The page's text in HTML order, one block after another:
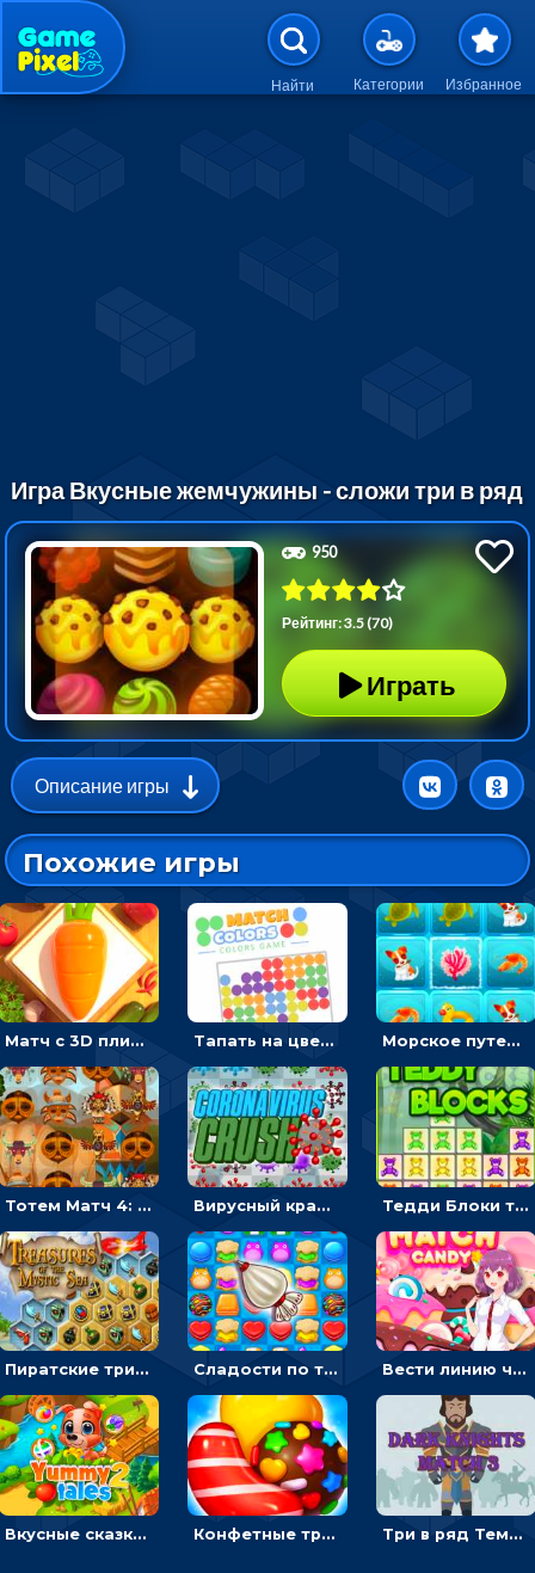
Перейти к основному
Найти Категории Избранное
Игра Вкусные жемчужины - сложи три в ряд
950
Рейтинг: 3.5 (70)
Играть
Описание игры
Похожие игры
Матч с 3D плитками: раскладывать одинаковые предметы в окошки по три в ряд Тапать на цветные точки, чтобы взрывать одинаковые - три в ряд Морское путешествие: двигай блоки, чтобы соединять одинаковые по три в ря
Тотем Матч 4: двигать символы по три в ряд Вирусный краш: перемещать три в ряд одинаковые вирусы Тедди Блоки три в ряд: кликать и выбивать одинаковых мишек
Пиратские три в ряд: двигать и собирать шестиугольники с сокровищами Сладости по три в ряд: перемещать конфеты, чтобы взорвать линию Вести линию через одинаковые конфеты на время, чтобы зарабатывать звезды - три в ряд
Вкусные сказки 2: переставлять фрукты по три в ряд и кормить животных Конфетные три в ряд: соединять и взрывать одинаковые сладости Три в ряд Темный рыцарь: двигать одинаковых воинов в строй